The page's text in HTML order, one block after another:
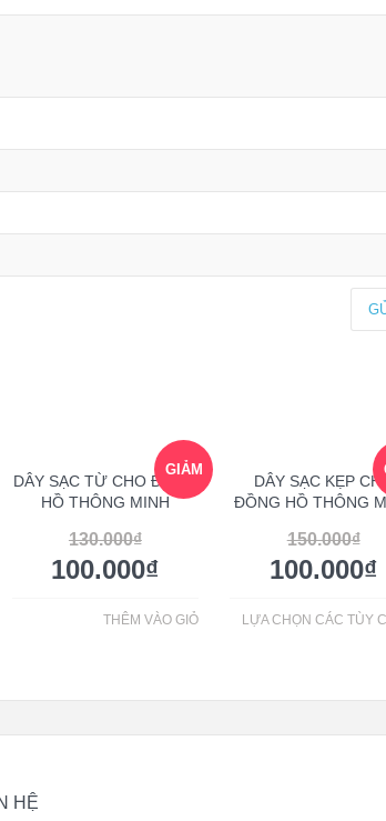
GIẢM
DÂY SẠC TỪ CHO ĐỒNG
HỒ THÔNG MINH
130.000₫
100.000₫
THÊM VÀO GIỎ
DÂY SẠC KẸP CHO
ĐỒNG HỒ THÔNG
150.000₫
100.000₫
LỰA CHỌN CÁC TÙY
HỆ